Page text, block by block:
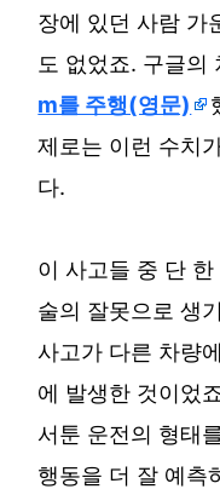
장에 있던 사람 가
도 없었죠. 구글의
m를 주행(영문)
제로는 이런 수치
다.
이 사고들 중 단
술의 잘못으로 생
사고가 다른 차량
에 발생한 것이었
서툰 운전의 형태
행동을 더 잘 예측